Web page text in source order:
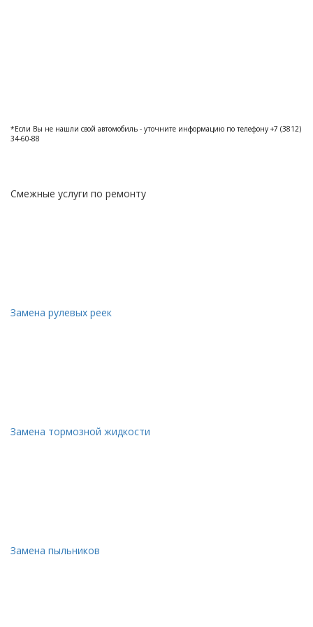
*Если Вы не нашли свой автомобиль - уточните информацию по телефону +7 (3812)
34-60-88
Смежные услуги по ремонту
Замена рулевых реек
Замена тормозной жидкости
Замена пыльников